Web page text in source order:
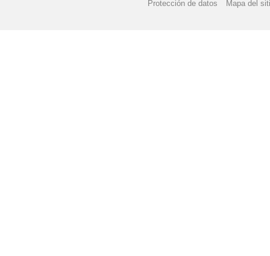
Protección de datos Mapa del